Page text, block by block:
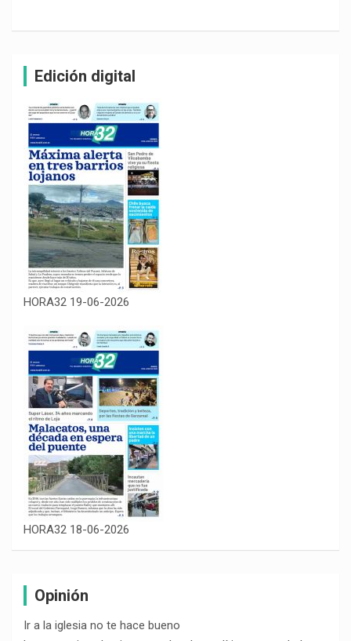
Edición digital
HORA32 19-06-2026
HORA32 18-06-2026
Opinión
Ir a la iglesia no te hace bueno